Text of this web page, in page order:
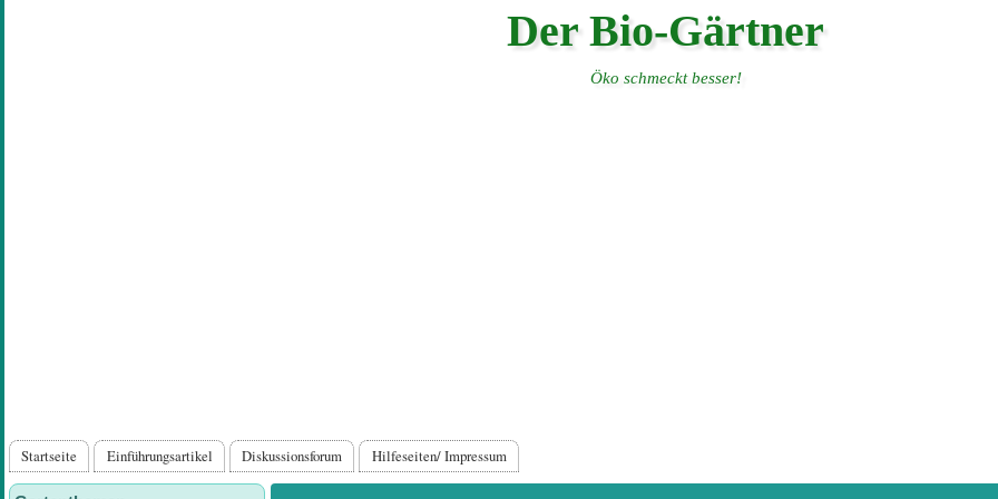
Der Bio-Gärtner
Öko schmeckt besser!
Hauptnavigation
Startseite Einführungsartikel Diskussionsforum Hilfeseiten/ Impressum